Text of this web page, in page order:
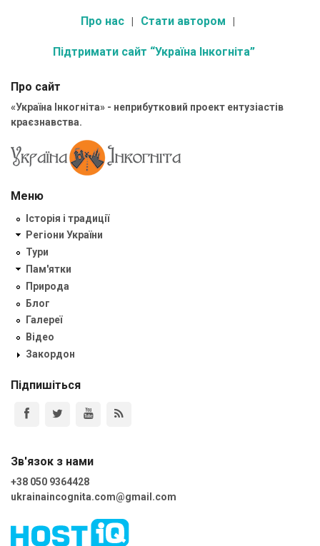
Про нас Стати автором
Підтримати сайт “Україна Інкогніта”
Про сайт
«Україна Інкогніта» - неприбутковий проект ентузіастів
краєзнавства.
Меню
Історія і традиції
Регіони України
Тури
Пам'ятки
Природа
Блог
Галереї
Відео
Закордон
Підпишіться
Зв'язок з нами
+38 050 9364428
ukrainaincognita.com@gmail.com